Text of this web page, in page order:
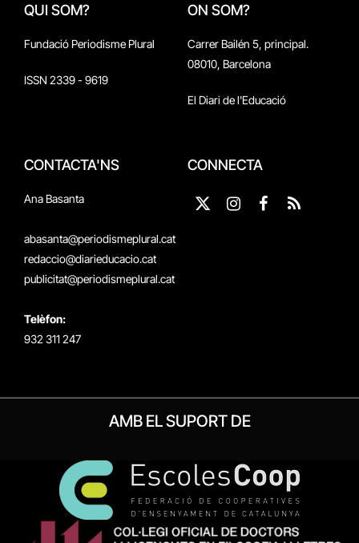
QUI SOM?
Fundació Periodisme Plural
ISSN 2339 - 9619
ON SOM?
Carrer Bailén 5, principal.
08010, Barcelona
El Diari de l'Educació
CONTACTA'NS
Ana Basanta
abasanta@periodismeplural.cat
redaccio@diarieducacio.cat
publicitat@periodismeplural.cat
Telèfon:
932 311 247
CONNECTA
X
Instagram
Facebook
RSS
AMB EL SUPORT DE